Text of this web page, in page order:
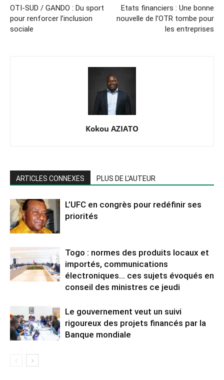
OTI-SUD / GANDO : Du sport
pour renforcer l’inclusion
sociale
Etats financiers : Une bonne
nouvelle de l’OTR tombe pour
les entreprises
Kokou AZIATO
ARTICLES CONNEXES PLUS DE L'AUTEUR
L’UFC en congrès pour redéfinir ses
priorités
Togo : normes des produits locaux et
importés, communications
électroniques… ces sujets évoqués en
conseil des ministres ce jeudi
Le gouvernement veut un suivi
rigoureux des projets financés par la
Banque mondiale